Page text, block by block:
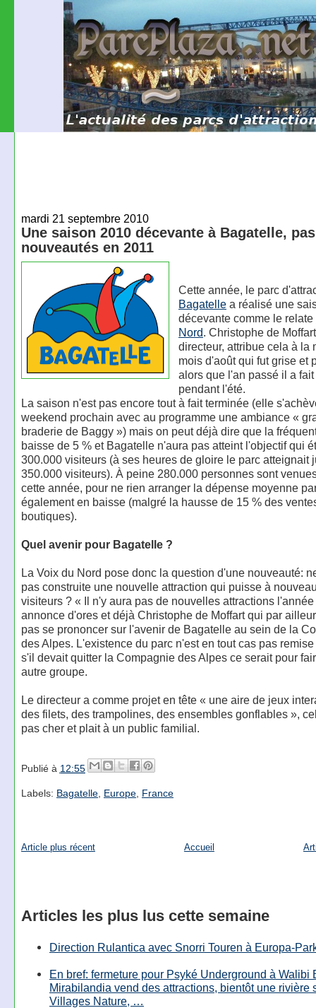
mardi 21 septembre 2010
Une saison 2010 décevante à Bagatelle,
nouveautés en 2011
Cette année, le parc
Bagatellea réalisé une
décevante comme le relate
Nord. Christophe de
directeur, attribue cela à la
mois d'août qui fut grise et
alors que l'an passé il a
pendant l'été.
La saison n'est pas encore tout à fait terminée (elle
weekend prochain avec au programme une ambiance «
braderie de Baggy ») mais on peut déjà dire que la
baisse de 5 % et Bagatelle n'aura pas atteint l'objectif qui
300.000 visiteurs (à ses heures de gloire le parc atteignait
350.000 visiteurs). À peine 280.000 personnes sont
cette année, pour ne rien arranger la dépense moyenne
également en baisse (malgré la hausse de 15 % des
boutiques).
Quel avenir pour Bagatelle ?
La Voix du Nord pose donc la question d'une nouveauté:
pas construite une nouvelle attraction qui puisse à
visiteurs ? « Il n'y aura pas de nouvelles attractions
annonce d'ores et déjà Christophe de Moffart qui par
pas se prononcer sur l'avenir de Bagatelle au sein de la
des Alpes. L'existence du parc n'est en tout cas pas
s'il devait quitter la Compagnie des Alpes ce serait pour
autre groupe.
Le directeur a comme projet en tête « une aire de jeux
des filets, des trampolines, des ensembles gonflables »,
pas cher et plait à un public familial.
Publié à 12:55
Labels: Bagatelle, Europe, France
Article plus récent Accueil
Articles les plus lus cette semaine
Direction Rulantica avec Snorri Touren à Europa-
En bref: fermeture pour Psyké Underground à Walibi
Mirabilandia vend des attractions, bientôt une rivière
Villages Nature, …